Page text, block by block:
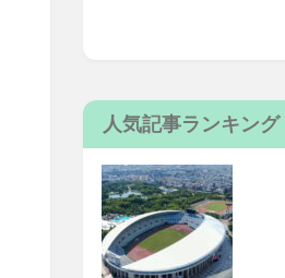
人気記事ランキング